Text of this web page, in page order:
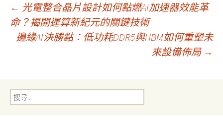
文
章
覽
← 光電整合晶片設計如何點燃AI加速器效能革
命？揭開運算新紀元的關鍵技術
邊緣AI決勝點：低功耗DDR5與HBM如何重塑未
來設備佈局 →
搜
尋